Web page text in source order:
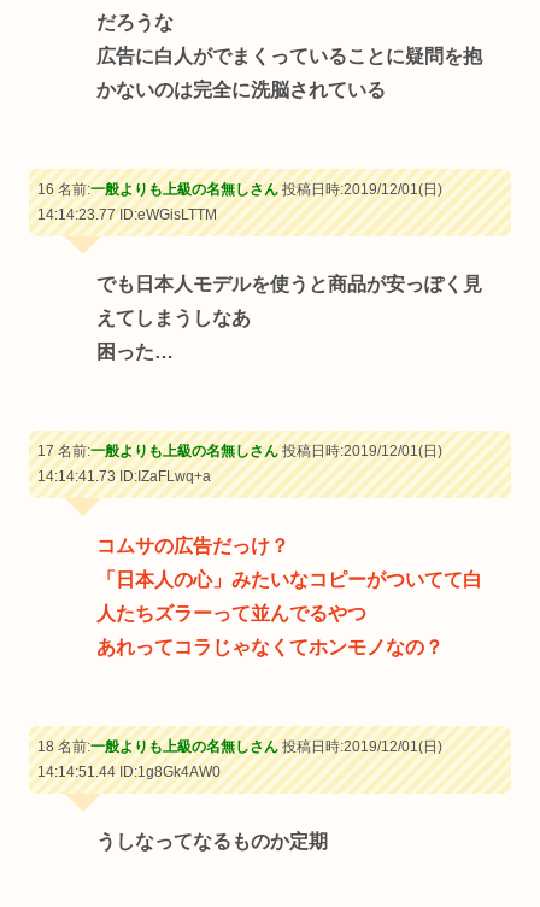
だろうな
広告に白人がでまくっていることに疑問を抱
かないのは完全に洗脳されている
16 名前:一般よりも上級の名無しさん投稿日時:2019/12/01(日)
14:14:23.77ID:eWGisLTTM
でも日本人モデルを使うと商品が安っぽく見
えてしまうしなあ
困った…
17 名前:一般よりも上級の名無しさん投稿日時:2019/12/01(日)
14:14:41.73ID:IZaFLwq+a
コムサの広告だっけ？
「日本人の心」みたいなコピーがついてて白
人たちズラーって並んでるやつ
あれってコラじゃなくてホンモノなの？
18 名前:一般よりも上級の名無しさん投稿日時:2019/12/01(日)
14:14:51.44ID:1g8Gk4AW0
うしなってなるものか定期